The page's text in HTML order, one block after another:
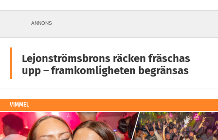
ANNONS
Lejonströmsbrons räcken fräschas
upp – framkomligheten begränsas
VIMMEL